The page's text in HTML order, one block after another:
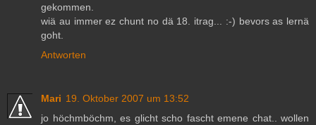
gekommen.
wiä au immer ez chunt no dä 18. itrag... :-) bevors as lernä
goht.
Antworten
Mari 19. Oktober 2007 um 13:52
jo höchmböchm, es glicht scho fascht emene chat.. wollen